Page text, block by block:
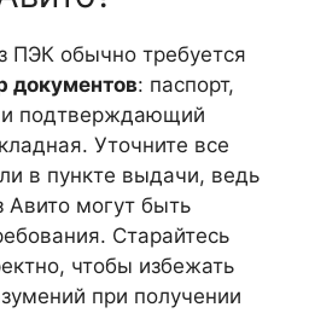
ПЭК обычно требуется
документов: паспорт,
подтверждающий
Уточните все
в пункте выдачи, ведь
Авито могут быть
Старайтесь
чтобы избежать
при получении